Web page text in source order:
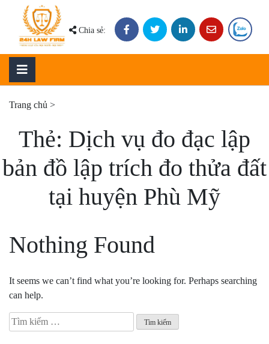
content
Chia sẻ:
Trang chủ >
Thẻ: Dịch vụ đo đạc lập
bản đồ lập trích đo thửa đất
tại huyện Phù Mỹ
Nothing Found
It seems we can’t find what you’re looking for. Perhaps searching
can help.
Tìm
kiếm